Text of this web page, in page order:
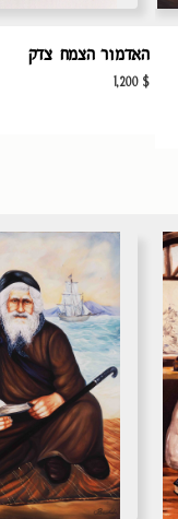
האדמור הצמח צדק
1,200 $